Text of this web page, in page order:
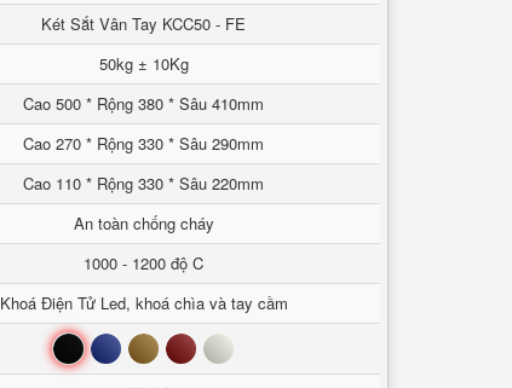
Két Sắt Vân Tay KCC50 - FE
50kg ± 10Kg
Cao 500 * Rộng 380 * Sâu 410mm
Cao 270 * Rộng 330 * Sâu 290mm
Cao 110 * Rộng 330 * Sâu 220mm
An toàn chống cháy
1000 - 1200 độ C
Khoá Điện Tử Led, khoá chìa và tay cầm
Đen Xanh Nâu Đỏ Trắng